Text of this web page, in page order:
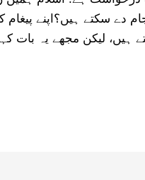
دے سکتے ہیں؟اپنے پیغام
لیکن مجھے یہ بات